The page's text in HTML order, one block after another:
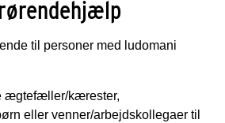
til personer med ludomani
ægtefæller/kærester,
eller venner/arbejdskollegaer til